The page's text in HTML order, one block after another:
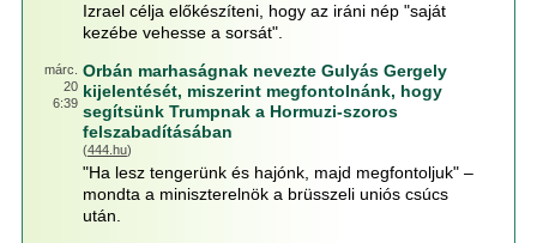
Izrael célja előkészíteni, hogy az iráni nép "saját
kezébe vehesse a sorsát".
márc.
20
6:39
Orbán marhaságnak nevezte Gulyás Gergely
kijelentését, miszerint megfontolnánk, hogy
segítsünk Trumpnak a Hormuzi-szoros
felszabadításában
(444.hu)
"Ha lesz tengerünk és hajónk, majd megfontoljuk" –
mondta a miniszterelnök a brüsszeli uniós csúcs
után.